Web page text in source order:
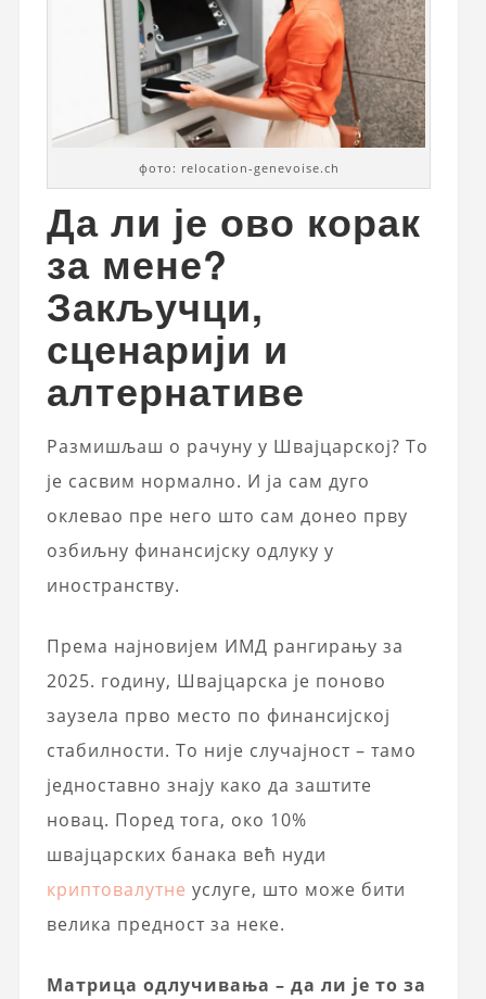
фото: relocation-genevoise.ch
Да ли је ово корак
за мене?
Закључци,
сценарији и
алтернативе
Размишљаш о рачуну у Швајцарској? То
је сасвим нормално. И ја сам дуго
оклевао пре него што сам донео прву
озбиљну финансијску одлуку у
иностранству.
Према најновијем ИМД рангирању за
2025. годину, Швајцарска је поново
заузела прво место по финансијској
стабилности. То није случајност – тамо
једноставно знају како да заштите
новац. Поред тога, око 10%
швајцарских банака већ нуди
криптовалутне услуге, што може бити
велика предност за неке.
Матрица одлучивања – да ли је то за